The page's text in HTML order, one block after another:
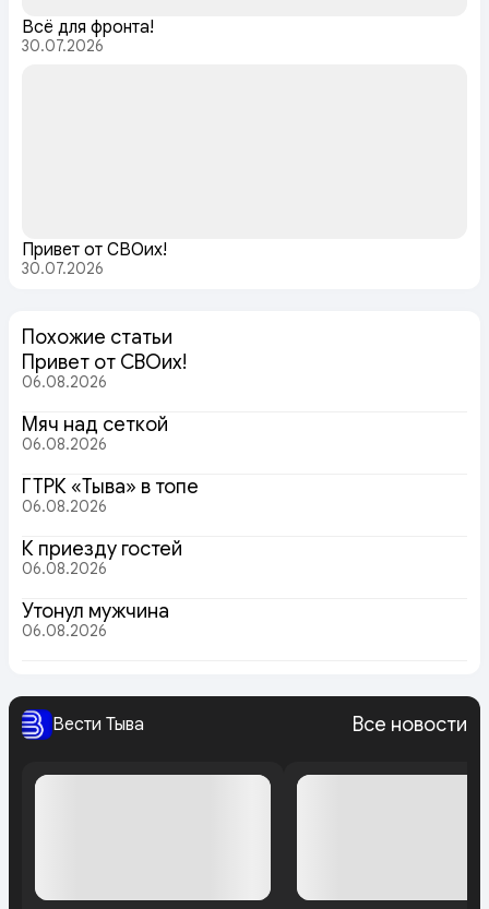
Всё для фронта!
30.07.2026
Привет от СВОих!
30.07.2026
Похожие статьи
Привет от СВОих!
06.08.2026
Мяч над сеткой
06.08.2026
ГТРК «Тыва» в топе
06.08.2026
К приезду гостей
06.08.2026
Утонул мужчина
06.08.2026
Вести Тыва Все новости